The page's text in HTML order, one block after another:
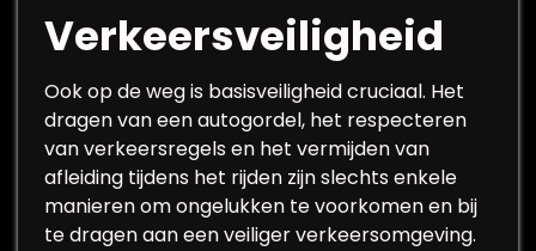
Verkeersveiligheid
Ook op de weg is basisveiligheid cruciaal. Het
dragen van een autogordel, het respecteren
van verkeersregels en het vermijden van
afleiding tijdens het rijden zijn slechts enkele
manieren om ongelukken te voorkomen en bij
te dragen aan een veiliger verkeersomgeving.